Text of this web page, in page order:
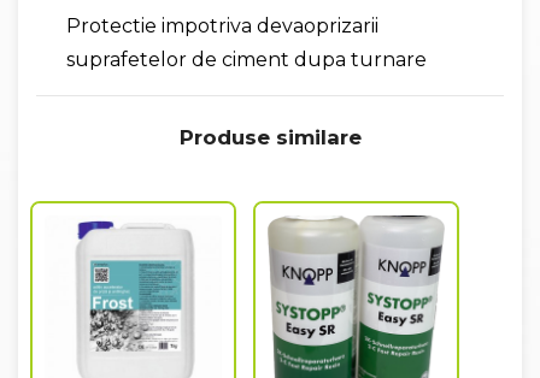
Protectie impotriva devaoprizarii
suprafetelor de ciment dupa turnare
Produse similare